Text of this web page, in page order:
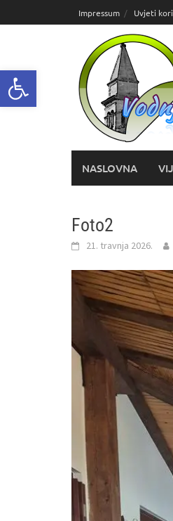
Open toolbar
do
Impressum Uvjeti
NASLOVNA
Foto2
21. travnja 2026.